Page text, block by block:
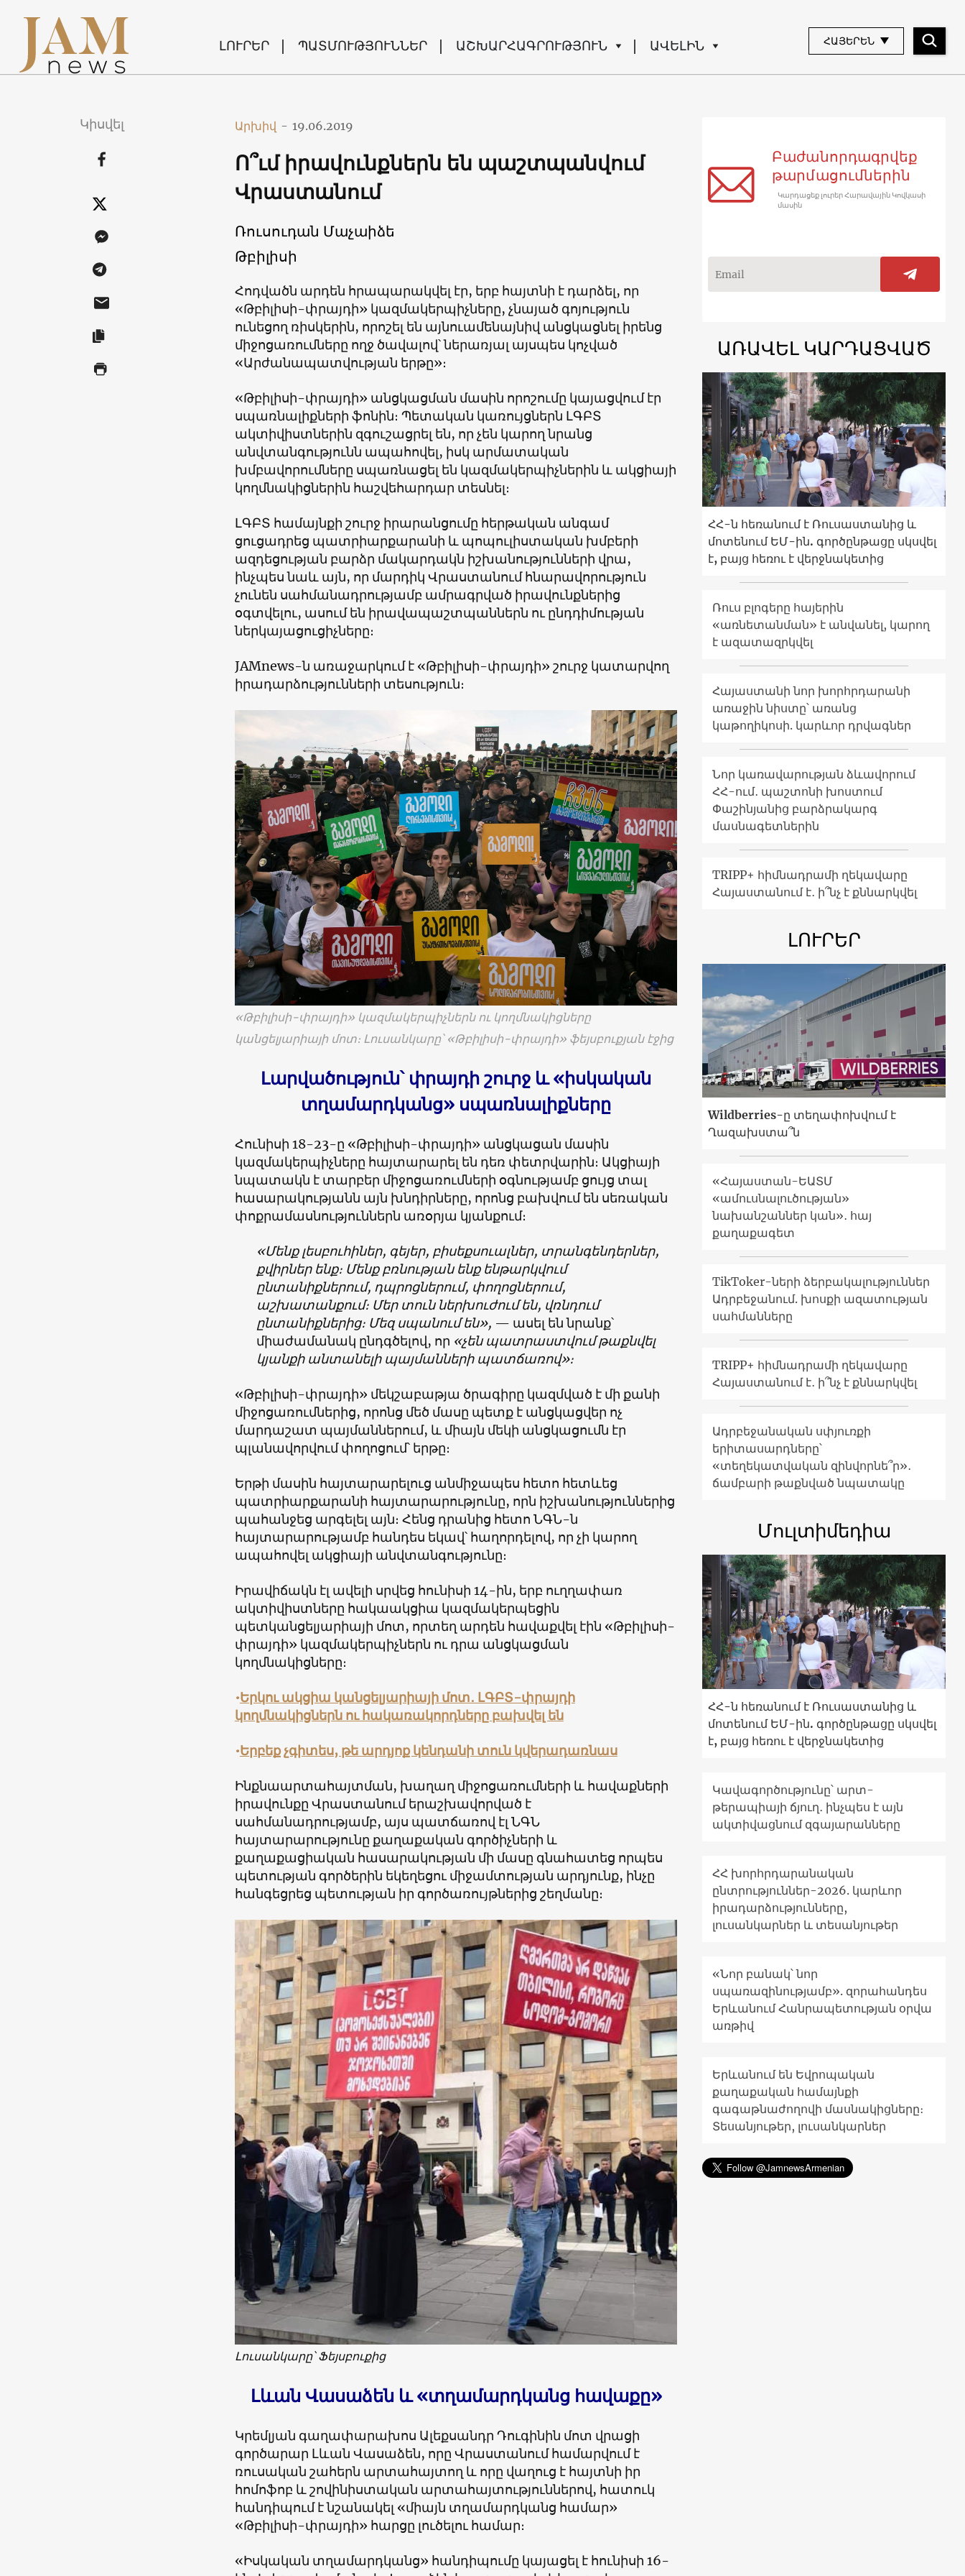
ԼՈՒՐԵՐ ՊԱՏՄՈՒԹՅՈՒՆՆԵՐ ԱՇԽԱՐՀԱԳՐՈՒԹՅՈՒՆ ԱՎԵԼԻՆ ՀԱՅԵՐԵՆ
Կիսվել Արխիվ - 19.06.2019
Ո՞ւմ իրավունքներն են պաշտպանվում
Վրաստանում
Ռուսուդան Մաչաիձե
Թբիլիսի
Հոդվածն արդեն հրապարակվել էր, երբ հայտնի է դարձել, որ
«Թբիլիսի-փրայդի» կազմակերպիչները, չնայած գոյություն
ունեցող ռիսկերին, որոշել են այնուամենայնիվ անցկացնել իրենց
միջոցառումները ողջ ծավալով՝ ներառյալ այսպես կոչված
«Արժանապատվության երթը»։
«Թբիլիսի-փրայդի» անցկացման մասին որոշումը կայացվում էր
սպառնալիքների ֆոնին։ Պետական կառույցներն ԼԳԲՏ
ակտիվիստներին զգուշացրել են, որ չեն կարող նրանց
անվտանգությունն ապահովել, իսկ արմատական
խմբավորումները սպառնացել են կազմակերպիչներին և ակցիայի
կողմնակիցներին հաշվեհարդար տեսնել։
ԼԳԲՏ համայնքի շուրջ իրարանցումը հերթական անգամ
ցուցադրեց պատրիարքարանի և պոպուլիստական խմբերի
ազդեցության բարձր մակարդակն իշխանությունների վրա,
ինչպես նաև այն, որ մարդիկ Վրաստանում հնարավորություն
չունեն սահմանադրությամբ ամրագրված իրավունքներից
օգտվելու, ասում են իրավապաշտպաններն ու ընդդիմության
ներկայացուցիչները։
JAMnews-ն առաջարկում է «Թբիլիսի-փրայդի» շուրջ կատարվող
իրադարձությունների տեսություն։
«Թբիլիսի-փրայդի» կազմակերպիչներն ու կողմնակիցները
կանցելյարիայի մոտ։ Լուսանկարը՝ «Թբիլիսի-փրայդի» ֆեյսբուքյան էջից
Լարվածություն՝ փրայդի շուրջ և «իսկական
տղամարդկանց» սպառնալիքները
Հունիսի 18-23-ը «Թբիլիսի-փրայդի» անցկացան մասին
կազմակերպիչները հայտարարել են դեռ փետրվարին։ Ակցիայի
նպատակն է տարբեր միջոցառումների օգնությամբ ցույց տալ
հասարակությանն այն խնդիրները, որոնց բախվում են սեռական
փոքրամասնություններն առօրյա կյանքում։
«Մենք լեսբուհիներ, գեյեր, բիսեքսուալներ, տրանգենդերներ,
քվիրներ ենք։ Մենք բռնության ենք ենթարկվում
ընտանիքներում, դպրոցներում, փողոցներում,
աշխատանքում։ Մեր տուն ներխուժում են, վռնդում
ընտանիքներից։ Մեզ սպանում են», — ասել են նրանք՝
միաժամանակ ընդգծելով, որ «չեն պատրաստվում թաքնվել
կյանքի անտանելի պայմանների պատճառով»։
«Թբիլիսի-փրայդի» մեկշաբաթյա ծրագիրը կազմված է մի քանի
միջոցառումներից, որոնց մեծ մասը պետք է անցկացվեր ոչ
մարդաշատ պայմաններում, և միայն մեկի անցկացումն էր
պլանավորվում փողոցում՝ երթը։
Երթի մասին հայտարարելուց անմիջապես հետո հետևեց
պատրիարքարանի հայտարարությունը, որն իշխանություններից
պահանջեց արգելել այն։ Հենց դրանից հետո ՆԳՆ-ն
հայտարարությամբ հանդես եկավ՝ հաղորդելով, որ չի կարող
ապահովել ակցիայի անվտանգությունը։
Իրավիճակն էլ ավելի սրվեց հունիսի 14-ին, երբ ուղղափառ
ակտիվիստները հակաակցիա կազմակերպեցին
պետկանցելյարիայի մոտ, որտեղ արդեն հավաքվել էին «Թբիլիսի-
փրայդի» կազմակերպիչներն ու դրա անցկացման
կողմնակիցները։
•Երկու ակցիա կանցելյարիայի մոտ․ ԼԳԲՏ-փրայդի
կողմնակիցներն ու հակառակորդները բախվել են
•Երբեք չգիտես, թե արդյոք կենդանի տուն կվերադառնաս
Ինքնաարտահայտման, խաղաղ միջոցառումների և հավաքների
իրավունքը Վրաստանում երաշխավորված է
սահմանադրությամբ, այս պատճառով էլ ՆԳՆ
հայտարարությունը քաղաքական գործիչների և
քաղաքացիական հասարակության մի մասը գնահատեց որպես
պետության գործերին եկեղեցու միջամտության արդյունք, ինչը
հանգեցրեց պետության իր գործառույթներից շեղմանը։
Լուսանկարը՝ Ֆեյսբուքից
Լևան Վասաձեն և «տղամարդկանց հավաքը»
Կրեմլյան գաղափարախոս Ալեքսանդր Դուգինին մոտ վրացի
գործարար Լևան Վասաձեն, որը Վրաստանում համարվում է
ռուսական շահերն արտահայտող և որը վաղուց է հայտնի իր
հոմոֆոբ և շովինիստական արտահայտություններով, հատուկ
հանդիպում է նշանակել «միայն տղամարդկանց համար»
«Թբիլիսի-փրայդի» հարցը լուծելու համար։
«Իսկական տղամարդկանց» հանդիպումը կայացել է հունիսի 16-
Բաժանորդագրվեք
թարմացումներին
Կարդացեք լուրեր Հարավային Կովկասի
մասին
ԱՌԱՎԵԼ ԿԱՐԴԱՑՎԱԾ
ՀՀ-ն հեռանում է Ռուսաստանից և
մոտենում ԵՄ-ին. գործընթացը սկսվել
է, բայց հեռու է վերջնակետից
Ռուս բլոգերը հայերին
«առնետանման» է անվանել, կարող
է ազատազրկվել
Հայաստանի նոր խորհրդարանի
առաջին նիստը՝ առանց
կաթողիկոսի. կարևոր դրվագներ
Նոր կառավարության ձևավորում
ՀՀ-ում․ պաշտոնի խոստում
Փաշինյանից բարձրակարգ
մասնագետներին
TRIPP+ հիմնադրամի ղեկավարը
Հայաստանում է․ ի՞նչ է քննարկվել
ԼՈՒՐԵՐ
Wildberries-ը տեղափոխվում է
Ղազախստա՞ն
«Հայաստան-ԵԱՏՄ
«ամուսնալուծության»
նախանշաններ կան»․ հայ
քաղաքագետ
TikToker-ների ձերբակալություններ
Ադրբեջանում. խոսքի ազատության
սահմանները
TRIPP+ հիմնադրամի ղեկավարը
Հայաստանում է․ ի՞նչ է քննարկվել
Ադրբեջանական սփյուռքի
երիտասարդները՝
«տեղեկատվական զինվորնե՞ր»․
ճամբարի թաքնված նպատակը
Մուլտիմեդիա
ՀՀ-ն հեռանում է Ռուսաստանից և
մոտենում ԵՄ-ին. գործընթացը սկսվել
է, բայց հեռու է վերջնակետից
Կավագործությունը՝ արտ-
թերապիայի ճյուղ․ ինչպես է այն
ակտիվացնում զգայարանները
ՀՀ խորհրդարանական
ընտրություններ-2026. կարևոր
իրադարձությունները,
լուսանկարներ և տեսանյութեր
«Նոր բանակ՝ նոր
սպառազինությամբ». զորահանդես
Երևանում Հանրապետության օրվա
առթիվ
Երևանում են Եվրոպական
քաղաքական համայնքի
գագաթնաժողովի մասնակիցները։
Տեսանյութեր, լուսանկարներ